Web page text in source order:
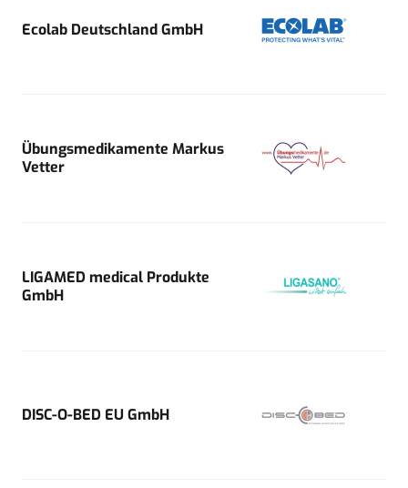
Ecolab Deutschland GmbH
Übungsmedikamente Markus
Vetter
LIGAMED medical Produkte
GmbH
DISC-O-BED EU GmbH